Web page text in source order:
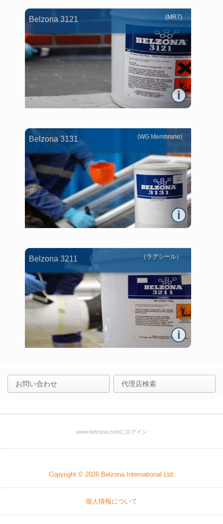
Belzona 3121
i
(MR7)
Belzona 3131
i
(WG Membrane)
Belzona 3211
i
（ラグシール）
お問い合わせ 代理店検索
www.belzona.comにログイン
Copyright © 2026 Belzona International Ltd.
個人情報について